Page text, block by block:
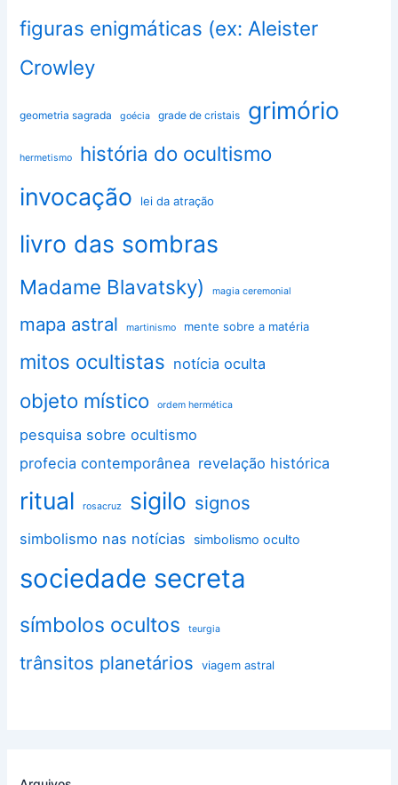
figuras enigmáticas (ex: Aleister
Crowley
geometria sagrada goécia grade de cristais grimório
hermetismo história do ocultismo
invocação lei da atração
livro das sombras
Madame Blavatsky) magia ceremonial
mapa astral martinismo mente sobre a matéria
mitos ocultistas notícia oculta
objeto místico ordem hermética
pesquisa sobre ocultismo
profecia contemporânea revelação histórica
ritual rosacruz sigilo signos
simbolismo nas notícias simbolismo oculto
sociedade secreta
símbolos ocultos teurgia
trânsitos planetários viagem astral